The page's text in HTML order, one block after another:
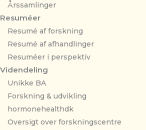
Årssamlinger
Resuméer
Resumé af forskning
Resumé af afhandlinger
Resuméer i perspektiv
Videndeling
Unikke BA
Forskning & udvikling
hormonehealthdk
Oversigt over forskningscentre